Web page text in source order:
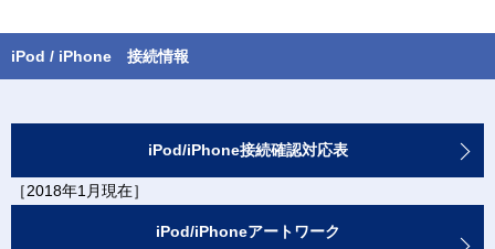
iPod / iPhone 接続情報
iPod/iPhone接続確認対応表
［2018年1月現在］
iPod/iPhoneアートワーク